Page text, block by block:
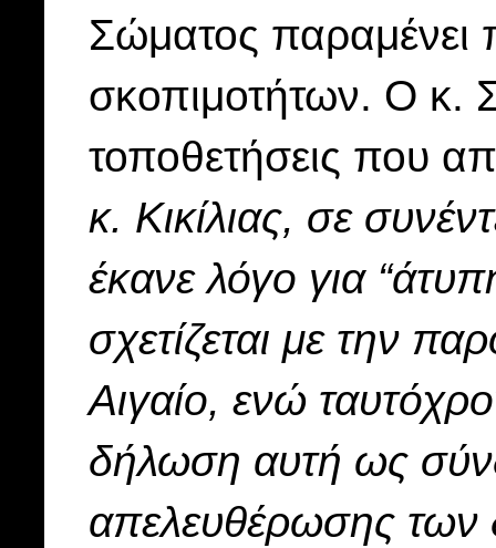
Σώματος παραμένει
σκοπιμοτήτων. Ο κ.
τοποθετήσεις που
κ. Κικίλιας, σε
έκανε λόγο για
σχετίζεται με την
Αιγαίο, ενώ
δήλωση αυτή ως
απελευθέρωσης των